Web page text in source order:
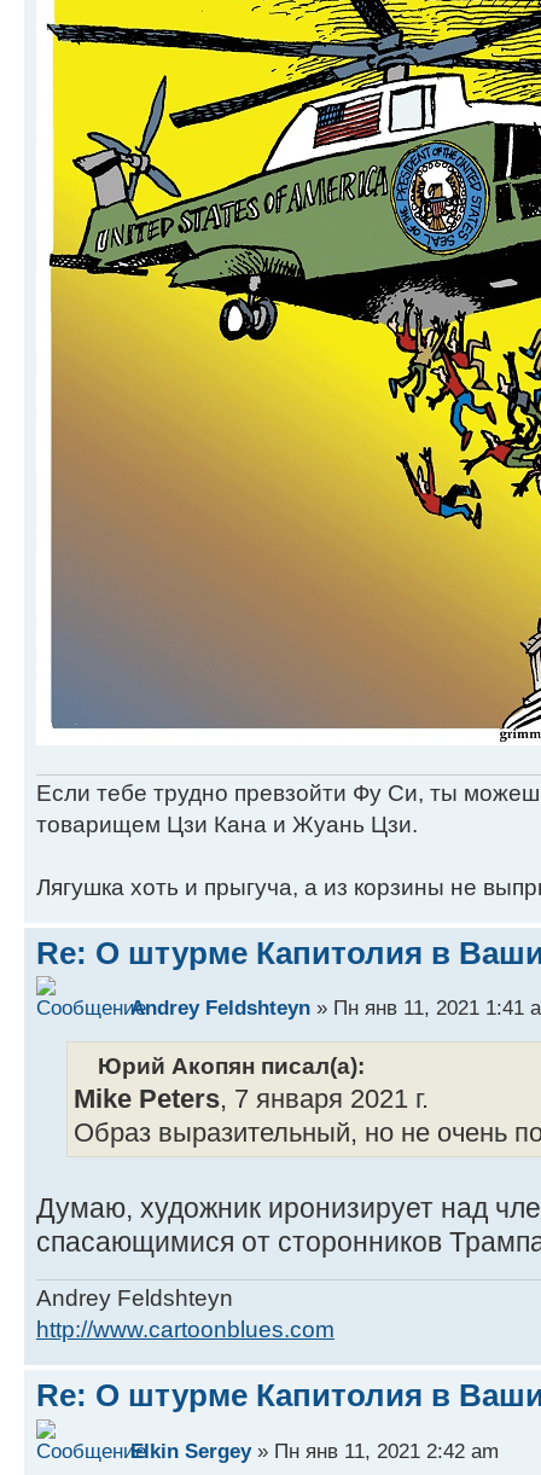
Если тебе трудно превзойти Фу Си, ты
товарищем Цзи Кана и Жуань Цзи.
Лягушка хоть и прыгуча, а из корзины не
Re: О штурме Капитолия в
Andrey Feldshteyn » Пн янв 11, 2021 1:41
Юрий Акопян писал(а):
Mike Peters, 7 января 2021 г.
Образ выразительный, но не очень
Думаю, художник иронизирует над
спасающимися от сторонников
Andrey Feldshteyn
http://www.cartoonblues.com
Re: О штурме Капитолия в
Elkin Sergey» Пн янв 11, 2021 2:42 am